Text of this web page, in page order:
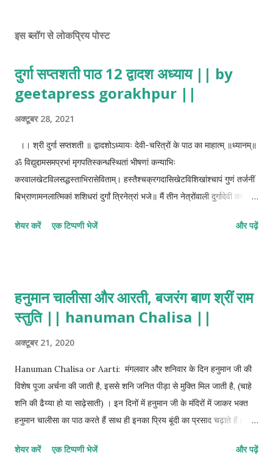
इस ब्लॉग से लोकप्रिय पोस्ट
दुर्गा सप्तशती पाठ 12 द्वादश अध्याय || by
geetapress gorakhpur ||
अक्टूबर 28, 2021
।। श्री दुर्गा सप्तशती ॥ द्वादशोऽध्यायः देवी-चरित्रों के पाठ का माहात्म् ॥ध्यानम्॥
ॐ विद्युद्दामसमप्रभां मृगपतिस्कन्धस्थितां भीषणां कन्याभिः
करवालखेटविलसद्धस्ताभिरासेविताम्। हस्तैश्चक्रगदासिखेटविशिखांश्चापं गुणं तर्जनीं
बिभ्राणामनलात्मिकां शशिधरां दुर्गां त्रिनेत्रां भजे॥ मैं तीन नेत्रोंवाली दुर्गादेवी का
हुई भयंकर प्रतीत होती हैं । हाथों में तलवार और ढ़ाल लिये अनेक कन्याएँ उनकी
समाहितः। तस्याहं सकलां बाधां नाशयिष्याम्यसंशयम्*॥२॥ देवी बोली- ॥१॥ देवताओं
! जो एकाग्रचित होकर प्रतिदिन इन स्तुतियों से मेरा स्तवन करेगा, उसकी सारी बाधा
तद्वद् वधं शुम्भनिशुम्भयोः॥३॥ जो मधुकैटभ का नाश, महिषा...
शेयर करें एक टिप्पणी भेजें और पढ़ें
हनुमान चालीसा और आरती, बजरंग बाण श्रीं राम
स्तुति || hanuman Chalisa ||
अक्टूबर 21, 2020
Hanuman Chalisa or Aarti: मंगलवार और शनिवार के दिन हनुमान जी की
विशेष पूजा अर्चना की जाती है, इससे शनि जनित पीड़ा से मुक्ति मिल जाती है, (चाहे
शनि की ढैय्या हो या साढ़ेसाती) । इन दिनों में हनुमान जी के मंदिरों में जाकर भक्त
हनुमान चालीसा का पाठ करते हैं साथ ही इनका प्रिय बूंदी का प्रसाद चढ़ाते हैं।
कर देते हैं। शास्त्रों और पुराणों अनुसार हनुमान जी को प्रसन्न करने के लिए
शेयर करें एक टिप्पणी भेजें और पढ़ें